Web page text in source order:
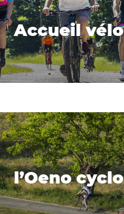
Accueil vélo
l’Oeno cyclo